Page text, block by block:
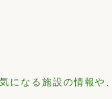
になる施設の情報や